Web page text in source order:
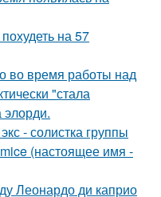
на 57
во время работы над
"стала
элорди.
- солистка группы
(настоящее имя -
Леонардо ди каприо